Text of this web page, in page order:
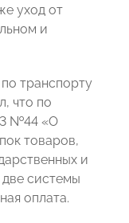
уход от
и
транспорту
что по
№44 «О
товаров,
и
системы
оплата.